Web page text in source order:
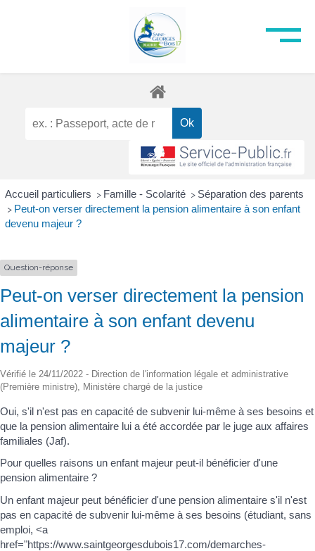
Accueil particuliers > Famille - Scolarité > Séparation des parents
> Peut-on verser directement la pension alimentaire à son enfant
devenu majeur ?
Question-réponse
Peut-on verser directement la pension
alimentaire à son enfant devenu
majeur ?
Vérifié le 24/11/2022 - Direction de l'information légale et administrative
(Première ministre), Ministère chargé de la justice
Oui, s'il n'est pas en capacité de subvenir lui-même à ses besoins et
que la pension alimentaire lui a été accordée par le juge aux affaires
familiales (Jaf).
Pour quelles raisons un enfant majeur peut-il bénéficier d'une
pension alimentaire ?
Un enfant majeur peut bénéficier d'une pension alimentaire s'il n'est
pas en capacité de subvenir lui-même à ses besoins (étudiant, sans
emploi, <a
href="https://www.saintgeorgesdubois17.com/demarches-